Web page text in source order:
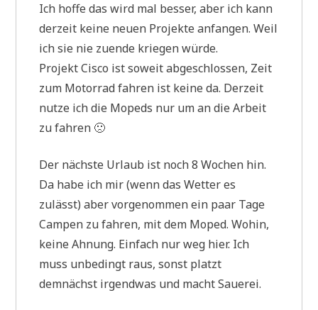
Ich hoffe das wird mal besser, aber ich kann
derzeit keine neuen Projekte anfangen. Weil
ich sie nie zuende kriegen würde.
Projekt Cisco ist soweit abgeschlossen, Zeit
zum Motorrad fahren ist keine da. Derzeit
nutze ich die Mopeds nur um an die Arbeit
zu fahren 🙁
Der nächste Urlaub ist noch 8 Wochen hin.
Da habe ich mir (wenn das Wetter es
zulässt) aber vorgenommen ein paar Tage
Campen zu fahren, mit dem Moped. Wohin,
keine Ahnung. Einfach nur weg hier. Ich
muss unbedingt raus, sonst platzt
demnächst irgendwas und macht Sauerei.